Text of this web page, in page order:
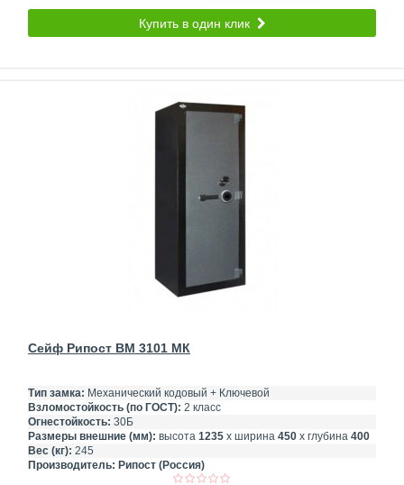
Купить в один клик
Сейф Рипост ВМ 3101 МК
Тип замка: Механический кодовый + Ключевой
Взломостойкость (по ГОСТ): 2 класс
Огнестойкость: 30Б
Размеры внешние (мм): высота 1235 х ширина 450 х глубина 400
Вес (кг): 245
Производитель: Рипост (Россия)